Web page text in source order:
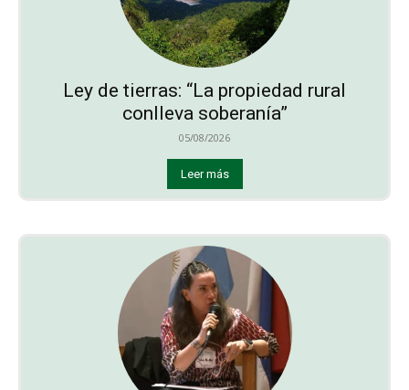
Ley de tierras: “La propiedad rural
conlleva soberanía”
05/08/2026
Leer más